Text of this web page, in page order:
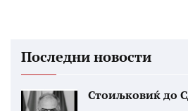
Последни новости
Стоиљковиќ до